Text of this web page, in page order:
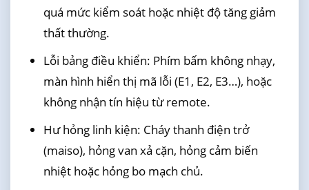
quá mức kiểm soát hoặc nhiệt độ tăng giảm
thất thường.
Lỗi bảng điều khiển: Phím bấm không nhạy,
màn hình hiển thị mã lỗi (E1, E2, E3…), hoặc
không nhận tín hiệu từ remote.
Hư hỏng linh kiện: Cháy thanh điện trở
(maiso), hỏng van xả cặn, hỏng cảm biến
nhiệt hoặc hỏng bo mạch chủ.